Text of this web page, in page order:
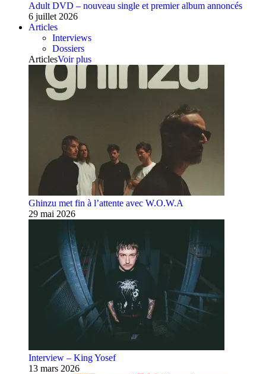
Adult DVD – nouveau single et premier album annoncés
6 juillet 2026
Articles
Interviews
Dossiers
ArticlesVoir plus
Ghinzu met fin à l’attente avec W.O.W.A
29 mai 2026
Interview – King Yosef
13 mars 2026